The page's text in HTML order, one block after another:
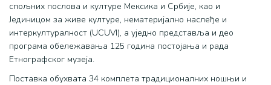
спољних послова и културе Мексика и Србије, као и
Јединицом за живе културе, нематеријално наслеђе и
интеркултуралност (UCUVI), а уједно представља и део
програма обележавања 125 година постојања и рада
Етнографског музеја.
Поставка обухвата 34 комплета традиционалних ношњи и